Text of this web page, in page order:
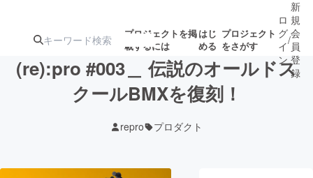
プロジェクトを掲
載するには
はじ
める
プロジェクト
をさがす
注目の新着プロ
ジェクト
ロジェクト
ロ
グ
イ
ン
/
新
規
会
員
登
録
(re):pro #003＿ 伝説のオールドス
クールBMXを復刻！
repro プロダクト